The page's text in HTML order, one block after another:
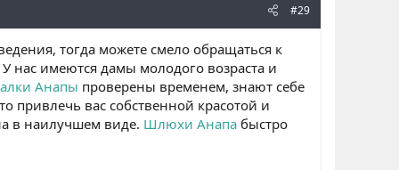
#29
тогда можете смело обращаться к
нас имеются дамы молодого возраста и
Анапы проверены временем, знают себе
привлечь вас собственной красотой и
в наилучшем виде. Шлюхи Анапа быстро